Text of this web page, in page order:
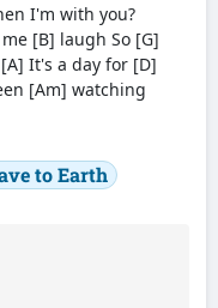
I'm with you?
[B] laugh So [G]
It's a day for [D]
[Am] watching
to Earth